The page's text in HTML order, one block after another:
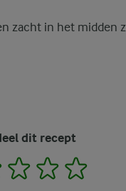
zacht in het midden
dit recept
2 3 4